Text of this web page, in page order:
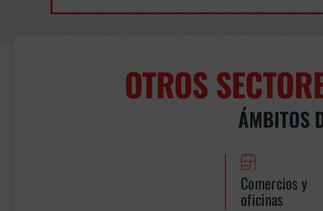
OTROS
ÁMBITOS
Comercios y
oficinas